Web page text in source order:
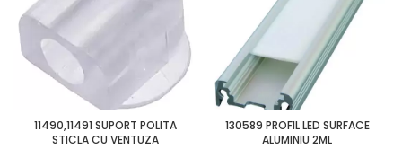
11490,11491 SUPORT POLITA
STICLA CU VENTUZA
130589 PROFIL LED SURFACE
ALUMINIU 2ML